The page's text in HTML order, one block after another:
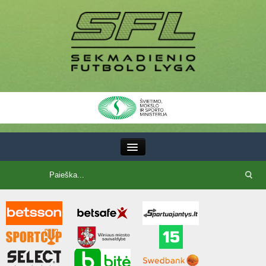
SFL taurė
7x7 CUP